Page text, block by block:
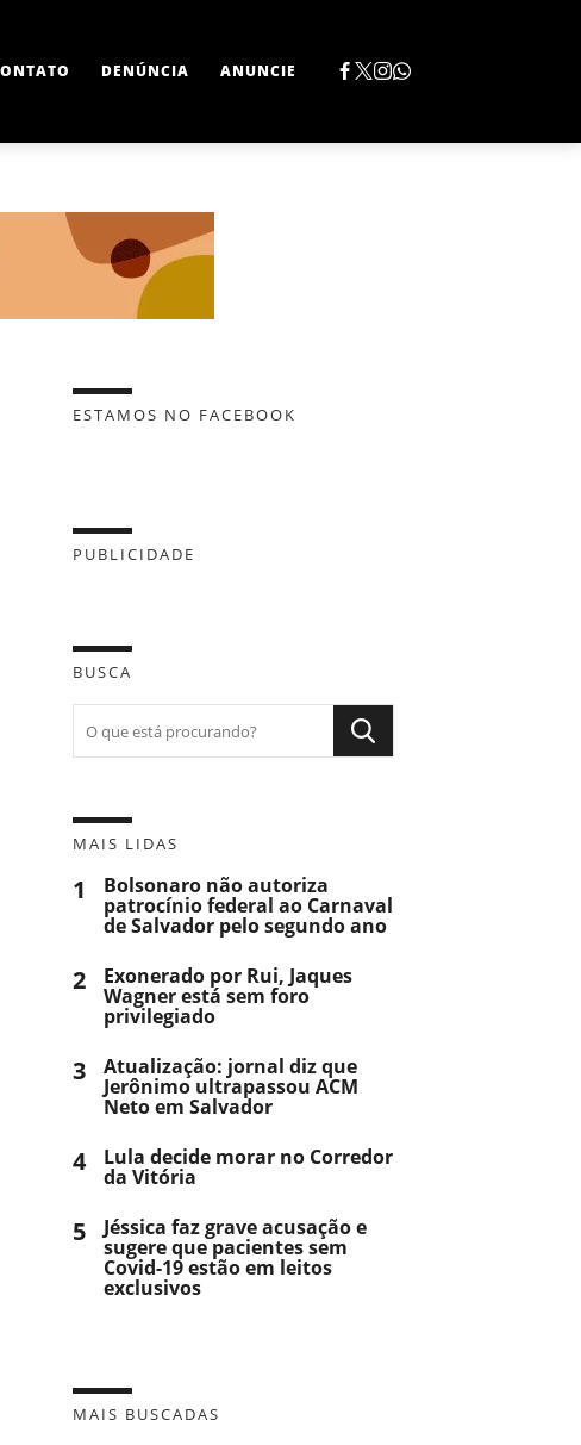
DENÚNCIA ANUNCIE
ESTAMOS NO FACEBOOK
PUBLICIDADE
BUSCA
MAIS LIDAS
1 Bolsonaro não autoriza
patrocínio federal ao Carnaval
de Salvador pelo segundo ano
2 Exonerado por Rui, Jaques
Wagner está sem foro
privilegiado
3 Atualização: jornal diz que
Jerônimo ultrapassou ACM
Neto em Salvador
4 Lula decide morar no Corredor
da Vitória
5 Jéssica faz grave acusação e
sugere que pacientes sem
Covid-19 estão em leitos
exclusivos
MAIS BUSCADAS